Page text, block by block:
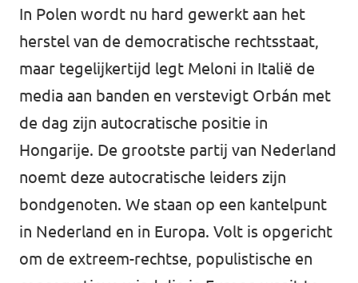
In Polen wordt nu hard gewerkt aan het
herstel van de democratische rechtsstaat,
maar tegelijkertijd legt Meloni in Italië de
media aan banden en verstevigt Orbán met
de dag zijn autocratische positie in
Hongarije. De grootste partij van Nederland
noemt deze autocratische leiders zijn
bondgenoten. We staan op een kantelpunt
in Nederland en in Europa. Volt is opgericht
om de extreem-rechtse, populistische en